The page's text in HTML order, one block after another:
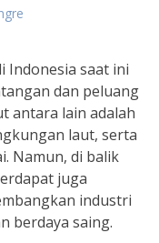
Indonesia saat ini
dan peluang
antara lain adalah
laut, serta
Namun, di balik
juga
industri
berdaya saing.